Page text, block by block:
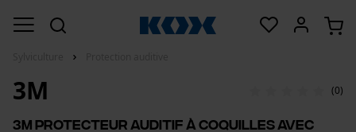
3M (0)
3M Protecteur auditif à coquilles avec